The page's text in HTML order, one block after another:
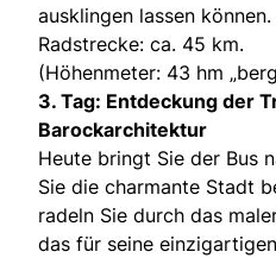
ausklingen lassen können.
Radstrecke: ca. 45 km.
(Höhenmeter: 43 hm
3. Tag: Entdeckung der
Barockarchitektur
Heute bringt Sie der Bus
Sie die charmante Stadt
radeln Sie durch das
das für seine